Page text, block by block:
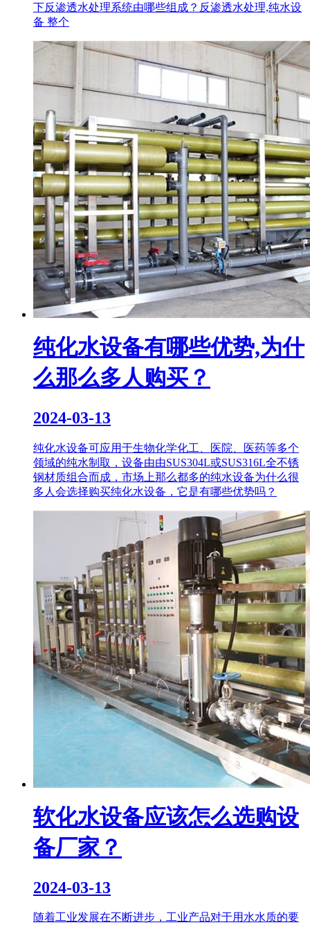
下反渗透水处理系统由哪些组成？反渗透水处理,纯水设
备 整个
纯化水设备有哪些优势,为什
么那么多人购买？
2024-03-13
纯化水设备可应用于生物化学化工、医院、医药等多个
领域的纯水制取，设备由由SUS304L或SUS316L全不锈
钢材质组合而成，市场上那么都多的纯水设备为什么很
多人会选择购买纯化水设备，它是有哪些优势吗？
软化水设备应该怎么选购设
备厂家？
2024-03-13
随着工业发展在不断进步，工业产品对于用水水质的要